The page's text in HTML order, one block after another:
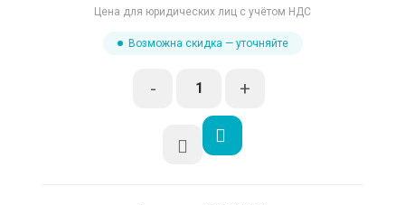
Цена для юридических лиц с учётом НДС
Возможна скидка — уточняйте
- +